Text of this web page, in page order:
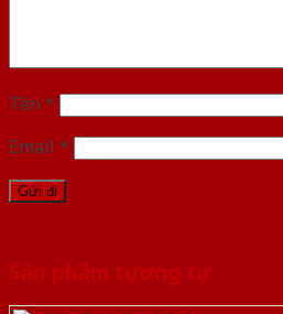
Tên *
Email *
Sản phẩm tương tự